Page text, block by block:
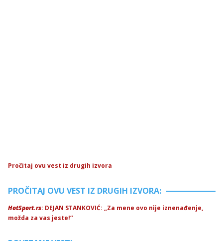
Pročitaj ovu vest iz drugih izvora
PROČITAJ OVU VEST IZ DRUGIH IZVORA:
HotSport.rs: DEJAN STANKOVIĆ: „Za mene ovo nije iznenađenje,
možda za vas jeste!“